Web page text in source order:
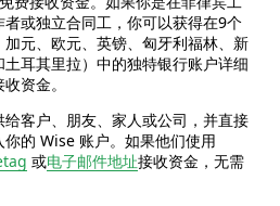
或独立合同工，你可以获得在9个
元、欧元、英镑、匈牙利福林、新
耳其里拉）中的独特银行账户详细
资金。
客户、朋友、家人或公司，并直接
的 Wise 账户。如果他们使用
或电子邮件地址接收资金，无需